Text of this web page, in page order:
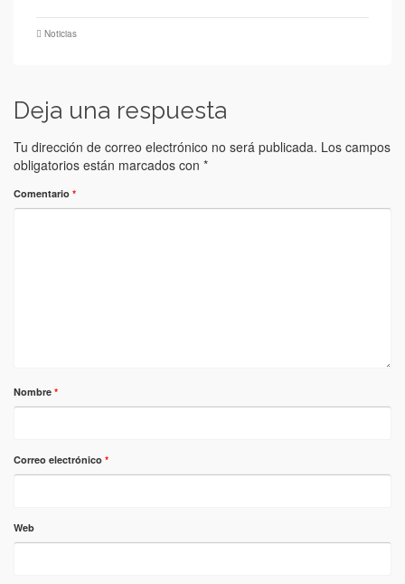
Noticias
Deja una respuesta
Tu dirección de correo electrónico no será publicada. Los campos
obligatorios están marcados con *
Comentario *
Nombre *
Correo electrónico *
Web